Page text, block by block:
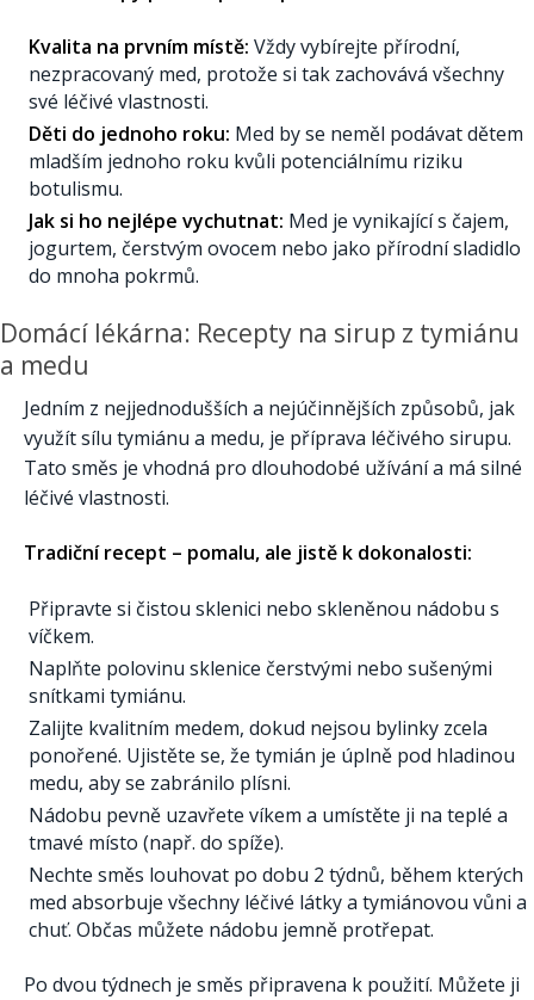
Kvalita na prvním místě: Vždy vybírejte přírodní,
nezpracovaný med, protože si tak zachovává všechny
své léčivé vlastnosti.
Děti do jednoho roku: Med by se neměl podávat dětem
mladším jednoho roku kvůli potenciálnímu riziku
botulismu.
Jak si ho nejlépe vychutnat: Med je vynikající s čajem,
jogurtem, čerstvým ovocem nebo jako přírodní sladidlo
do mnoha pokrmů.
Domácí lékárna: Recepty na sirup z tymiánu
a medu
Jedním z nejjednodušších a nejúčinnějších způsobů, jak
využít sílu tymiánu a medu, je příprava léčivého sirupu.
Tato směs je vhodná pro dlouhodobé užívání a má silné
léčivé vlastnosti.
Tradiční recept – pomalu, ale jistě k dokonalosti:
Připravte si čistou sklenici nebo skleněnou nádobu s
víčkem.
Naplňte polovinu sklenice čerstvými nebo sušenými
snítkami tymiánu.
Zalijte kvalitním medem, dokud nejsou bylinky zcela
ponořené. Ujistěte se, že tymián je úplně pod hladinou
medu, aby se zabránilo plísni.
Nádobu pevně uzavřete víkem a umístěte ji na teplé a
tmavé místo (např. do spíže).
Nechte směs louhovat po dobu 2 týdnů, během kterých
med absorbuje všechny léčivé látky a tymiánovou vůni a
chuť. Občas můžete nádobu jemně protřepat.
Po dvou týdnech je směs připravena k použití. Můžete ji